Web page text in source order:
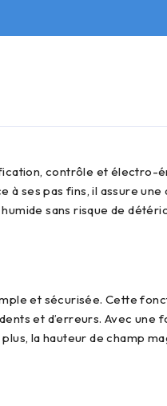
ses pas fins, il assure une
sans risque de
et d’erreurs. Avec une
la hauteur de champ